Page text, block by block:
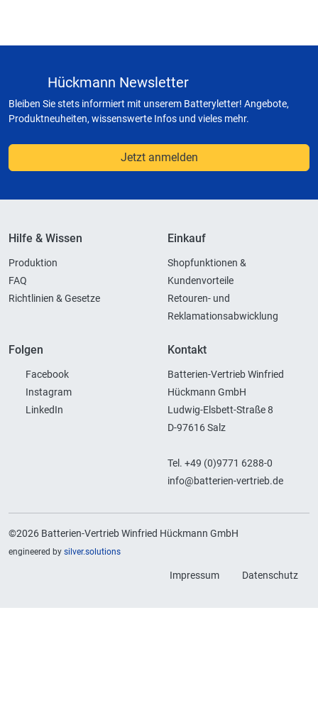
Hückmann Newsletter
Bleiben Sie stets informiert mit unserem Batteryletter! Angebote,
Produktneuheiten, wissenswerte Infos und vieles mehr.
Jetzt anmelden
Hilfe & Wissen
Produktion
FAQ
Richtlinien & Gesetze
Einkauf
Shopfunktionen &
Kundenvorteile
Retouren- und
Reklamationsabwicklung
Folgen
Facebook
Instagram
LinkedIn
Kontakt
Batterien-Vertrieb Winfried
Hückmann GmbH
Ludwig-Elsbett-Straße 8
D-97616 Salz
Tel. +49 (0)9771 6288-0
info@batterien-vertrieb.de
©2026 Batterien-Vertrieb Winfried Hückmann GmbH
engineered by silver.solutions
Impressum Datenschutz